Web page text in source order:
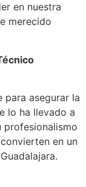
en nuestra
merecido
para asegurar la
lo ha llevado a
profesionalismo
en un